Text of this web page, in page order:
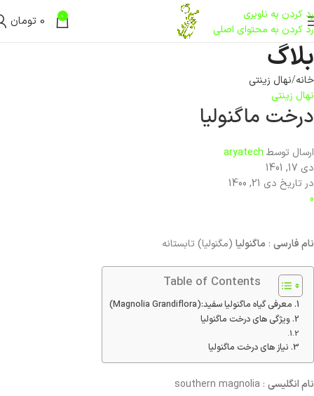
رد کردن به ناوبری
رد کردن به محتوای اصلی
0
0 تومان
بلاگ
خانه نهال زینتی
نهال زینتی
درخت ماگنولیا
ارسال توسط aryatech
دی 17, 1401
در تاریخ دی 21, 1400
0
نام فارسی : ماگنولیا (مگنولیا) تابستانه
Table of Contents
معرفی گیاه ماگنولیا سفید:(Magnolia Grandiflora)
ویژگی های درخت ماگنولیا
نیاز های درخت ماگنولیا
نام انگلیسی : southern magnolia